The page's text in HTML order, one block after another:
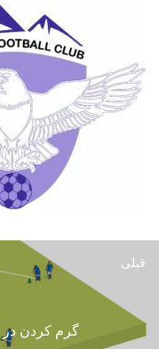
قبلی
گرم کردن در